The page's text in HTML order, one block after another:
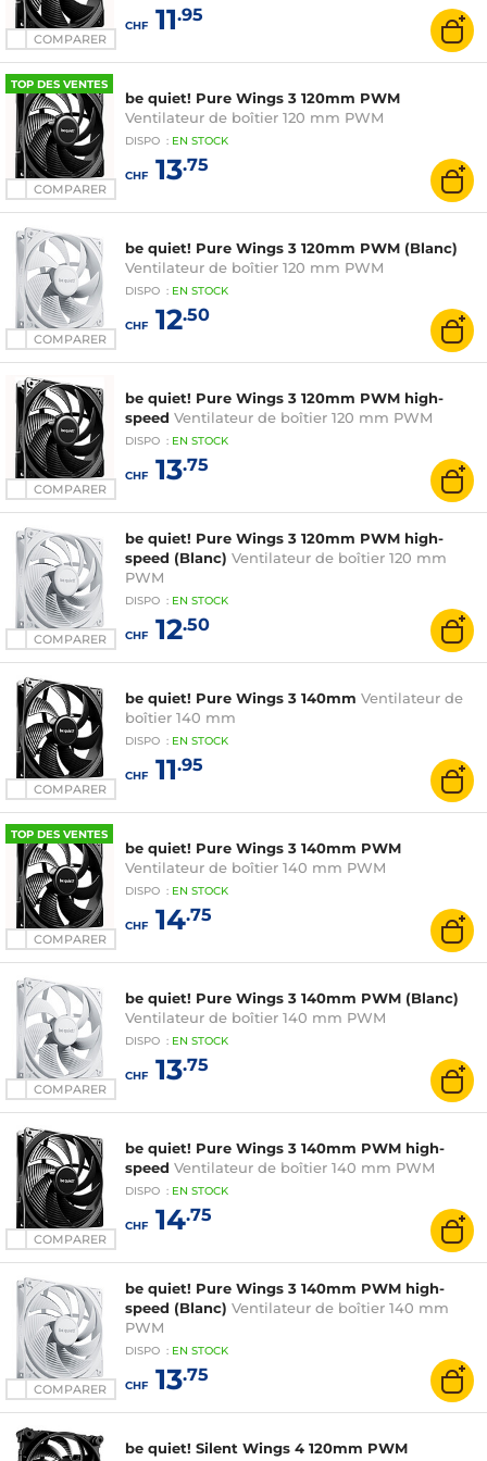
COMPARER
CHF11.95
TOP DES VENTES
COMPARER
be quiet! Pure Wings 3 120mm PWM
Ventilateur de boîtier 120 mm PWM
DISPO : EN STOCK
CHF13.75
COMPARER
be quiet! Pure Wings 3 120mm PWM (Blanc)
Ventilateur de boîtier 120 mm PWM
DISPO : EN STOCK
CHF12.50
COMPARER
be quiet! Pure Wings 3 120mm PWM high-
speed Ventilateur de boîtier 120 mm PWM
DISPO : EN STOCK
CHF13.75
COMPARER
be quiet! Pure Wings 3 120mm PWM high-
speed (Blanc) Ventilateur de boîtier 120 mm
PWM
DISPO : EN STOCK
CHF12.50
COMPARER
be quiet! Pure Wings 3 140mm Ventilateur de
boîtier 140 mm
DISPO : EN STOCK
CHF11.95
TOP DES VENTES
COMPARER
be quiet! Pure Wings 3 140mm PWM
Ventilateur de boîtier 140 mm PWM
DISPO : EN STOCK
CHF14.75
COMPARER
be quiet! Pure Wings 3 140mm PWM (Blanc)
Ventilateur de boîtier 140 mm PWM
DISPO : EN STOCK
CHF13.75
COMPARER
be quiet! Pure Wings 3 140mm PWM high-
speed Ventilateur de boîtier 140 mm PWM
DISPO : EN STOCK
CHF14.75
COMPARER
be quiet! Pure Wings 3 140mm PWM high-
speed (Blanc) Ventilateur de boîtier 140 mm
PWM
DISPO : EN STOCK
CHF13.75
be quiet! Silent Wings 4 120mm PWM